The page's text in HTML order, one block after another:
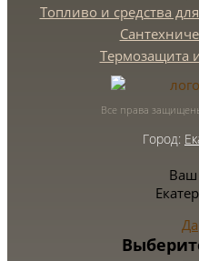
Топливо и средства
Термозащита
Все права
Город:
Ваш
Да